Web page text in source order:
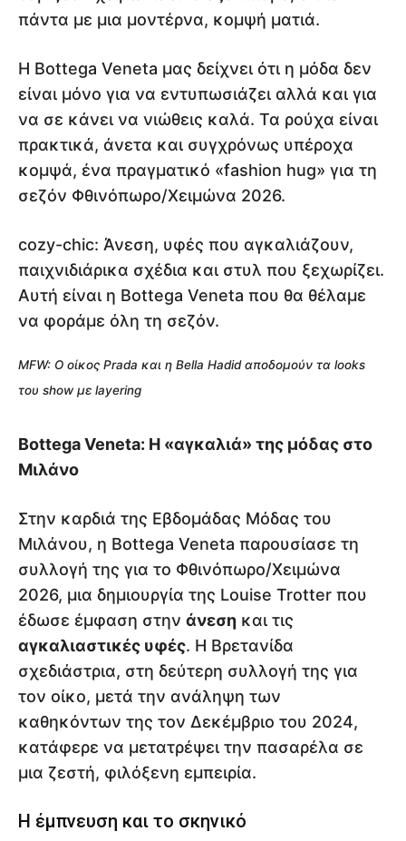
πάντα με μια μοντέρνα, κομψή ματιά.
Η Bottega Veneta μας δείχνει ότι η μόδα δεν
είναι μόνο για να εντυπωσιάζει αλλά και για
να σε κάνει να νιώθεις καλά. Τα ρούχα είναι
πρακτικά, άνετα και συγχρόνως υπέροχα
κομψά, ένα πραγματικό «fashion hug» για τη
σεζόν Φθινόπωρο/Χειμώνα 2026.
cozy-chic: Άνεση, υφές που αγκαλιάζουν,
παιχνιδιάρικα σχέδια και στυλ που ξεχωρίζει.
Αυτή είναι η Bottega Veneta που θα θέλαμε
να φοράμε όλη τη σεζόν.
ΜFW: Ο οίκος Prada και η Bella Hadid αποδομούν τα looks
του show με layering
Bottega Veneta: Η «αγκαλιά» της μόδας στο
Μιλάνο
Στην καρδιά της Εβδομάδας Μόδας του
Μιλάνου, η Bottega Veneta παρουσίασε τη
συλλογή της για το Φθινόπωρο/Χειμώνα
2026, μια δημιουργία της Louise Trotter που
έδωσε έμφαση στην άνεση και τις
αγκαλιαστικές υφές. Η Βρετανίδα
σχεδιάστρια, στη δεύτερη συλλογή της για
τον οίκο, μετά την ανάληψη των
καθηκόντων της τον Δεκέμβριο του 2024,
κατάφερε να μετατρέψει την πασαρέλα σε
μια ζεστή, φιλόξενη εμπειρία.
Η έμπνευση και το σκηνικό